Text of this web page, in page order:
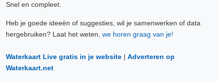
Snel en compleet.
Heb je goede ideeën of suggesties, wil je samenwerken of data
hergebruiken? Laat het weten, we horen graag van je!
Waterkaart Live gratis in je website | Adverteren op
Waterkaart.net